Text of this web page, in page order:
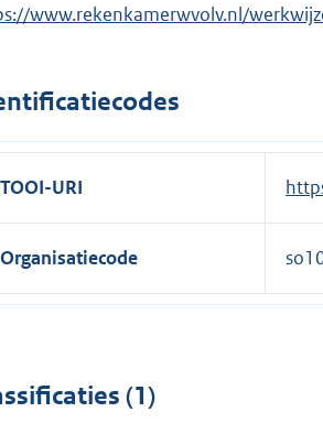
www.rekenkamerwvolv.nl/
TOOI-URI
Organisatiecode
(1)